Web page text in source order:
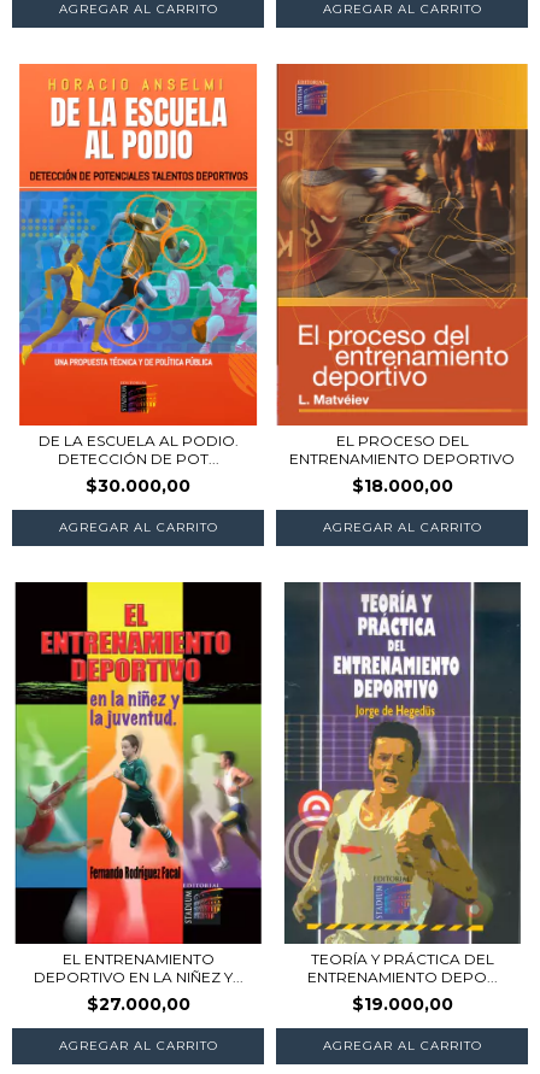
DE LA ESCUELA AL PODIO.
DETECCIÓN DE POT...
$30.000,00
EL PROCESO DEL
ENTRENAMIENTO DEPORTIVO
$18.000,00
EL ENTRENAMIENTO
DEPORTIVO EN LA NIÑEZ Y...
$27.000,00
TEORÍA Y PRÁCTICA DEL
ENTRENAMIENTO DEPO...
$19.000,00